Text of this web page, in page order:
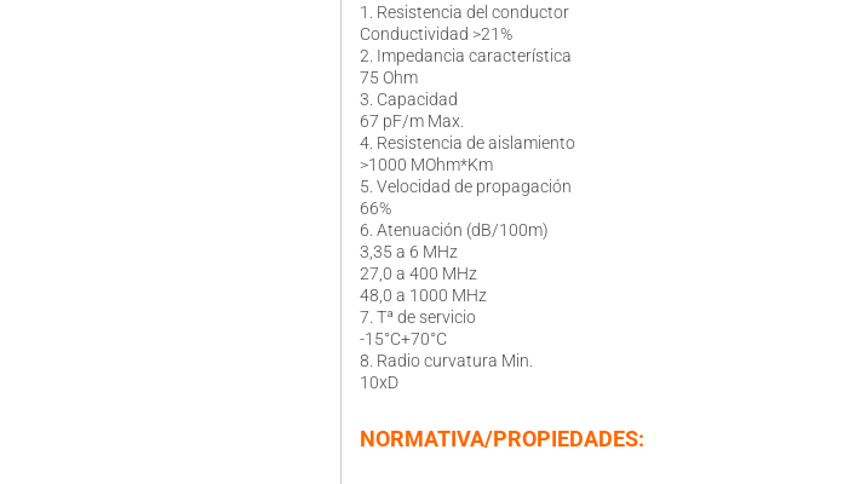
1. Resistencia del conductor
Conductividad >21%
2. Impedancia característica
75 Ohm
3. Capacidad
67 pF/m Max.
4. Resistencia de aislamiento
>1000 MOhm*Km
5. Velocidad de propagación
66%
6. Atenuación (dB/100m)
3,35 a 6 MHz
27,0 a 400 MHz
48,0 a 1000 MHz
7. Tª de servicio
-15°C+70°C
8. Radio curvatura Min.
10xD
NORMATIVA/PROPIEDADES: